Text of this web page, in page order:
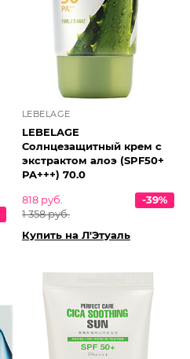
LEBELAGE
LEBELAGE
Солнцезащитный крем с
экстрактом алоэ (SPF50+
PA+++) 70.0
818 руб.
1 358 руб.
-39%
Купить на Л'Этуаль